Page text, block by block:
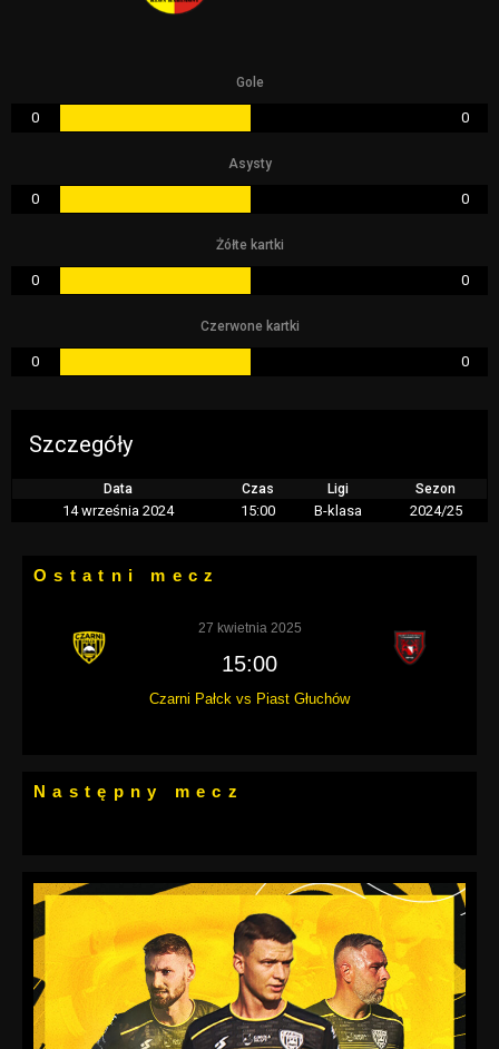
Gole
0 0
Asysty
0 0
Żółte kartki
0 0
Czerwone kartki
0 0
Szczegóły
Data Czas Ligi Sezon
14 września 2024 15:00 B-klasa 2024/25
Ostatni mecz
27 kwietnia 2025
15:00
Czarni Pałck vs Piast Głuchów
Następny mecz